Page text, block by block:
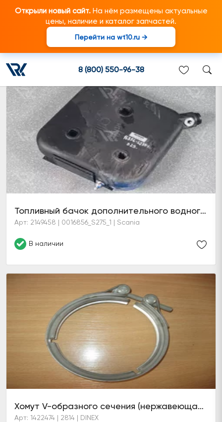
Открыли новый сайт.На нём размещены актуальные
цены, наличие и каталог запчастей.
Перейти на wt10.ru →
8 (800) 550-96-38
Хомут выхлопной системы
Топливный бачок дополнительного водного отопителя (6 серия)
Арт: 2149458 | 0016856_S275_1 | Scania
В наличии
Хомут V-образного сечения (нержавеющая сталь)
Арт: 1422474 | 2814 | DINEX